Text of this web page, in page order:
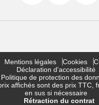
Mentions légales Cookies
Déclaration d'accessibilité
Politique de protection des
affichés sont des prix TTC,
en sus si nécessaire
Rétraction du contrat